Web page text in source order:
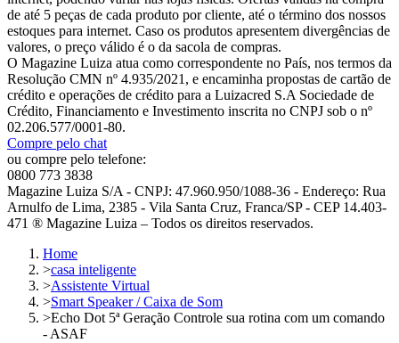
de até 5 peças de cada produto por cliente, até o término dos nossos
estoques para internet. Caso os produtos apresentem divergências de
valores, o preço válido é o da sacola de compras.
O Magazine Luiza atua como correspondente no País, nos termos da
Resolução CMN nº 4.935/2021, e encaminha propostas de cartão de
crédito e operações de crédito para a Luizacred S.A Sociedade de
Crédito, Financiamento e Investimento inscrita no CNPJ sob o nº
02.206.577/0001-80.
Compre pelo chat
ou compre pelo telefone:
0800 773 3838
Magazine Luiza S/A - CNPJ: 47.960.950/1088-36 - Endereço: Rua
Arnulfo de Lima, 2385 - Vila Santa Cruz, Franca/SP - CEP 14.403-
471 ® Magazine Luiza – Todos os direitos reservados.
Home
>casa inteligente
>Assistente Virtual
>Smart Speaker / Caixa de Som
>Echo Dot 5ª Geração Controle sua rotina com um comando
- ASAF